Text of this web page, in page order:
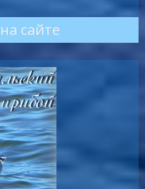
сайте